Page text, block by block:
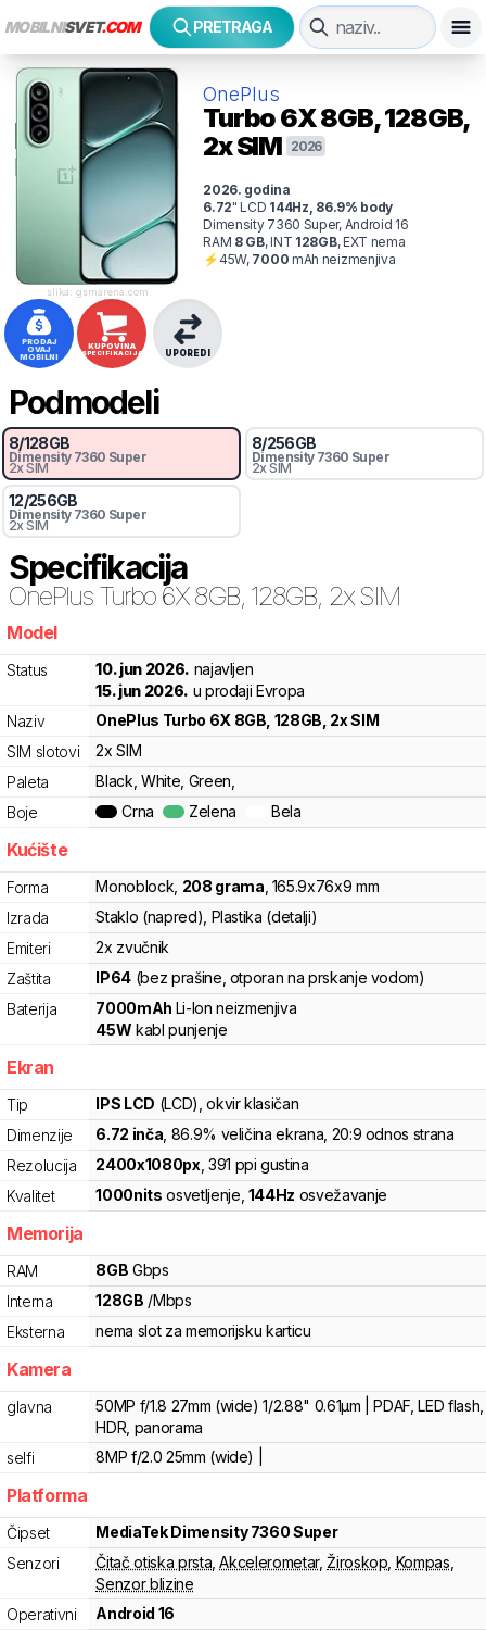
MOBILNISVET.COM PRETRAGA
slika: gsmarena.com
OnePlus
Turbo 6X8GB, 128GB,
2x SIM 2026
2026. godina
6.72" LCD 144Hz 86.9% body
Dimensity 7360 Super, Android 16
RAM 8GB,INT 128GB,EXT nema
⚡45W, 7000 mAh neizmenjiva
PRODAJ
OVAJ
MOBILNI
KUPOVINA
SPECIFIKACIJA UPOREDI
Podmodeli
8/128GB
Dimensity 7360 Super
2x SIM
8/256GB
Dimensity 7360 Super
2x SIM
12/256GB
Dimensity 7360 Super
2x SIM
Specifikacija
OnePlus Turbo 6X 8GB, 128GB, 2x SIM
Model
Status 10. jun 2026. najavljen
15. jun 2026. u prodaji Evropa
Naziv
OnePlus Turbo 6X 8GB, 128GB, 2x SIM
SIM slotovi
2x SIM
Paleta
Black, White, Green,
Boje
Crna Zelena Bela
Kućište
Forma Monoblock 208 grama 165.9x76x9 mm
Izrada
Staklo (napred), Plastika (detalji)
Emiteri
2x zvučnik
Zaštita
IP64 (bez prašine, otporan na prskanje vodom)
Baterija
7000mAh Li-Ion neizmenjiva
45W kabl punjenje
Ekran
Tip IPS LCD (LCD) , okvir klasičan
Dimenzije
6.72 inča , 86.9% veličina ekrana , 20:9 odnos strana
Rezolucija
2400x1080px, 391 ppi gustina
Kvalitet
1000nits osvetljenje 144Hz osvežavanje
Memorija
RAM 8GB Gbps
Interna
128GB /Mbps
Eksterna
nema slot za memorijsku karticu
Kamera
glavna
50MP f/1.8 27mm (wide) 1/2.88" 0.61µm | PDAF, LED flash,
HDR, panorama
selfi
8MP f/2.0 25mm (wide) |
Platforma
Čipset MediaTekDimensity 7360 Super
Senzori
Čitač otiska prsta ,Akcelerometar,Žiroskop Kompas
Senzor blizine
Operativni
Android 16